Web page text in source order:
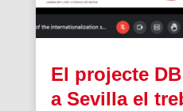
El projecte
a Sevilla el